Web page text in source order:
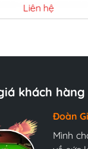
Liên hệ
khách hàng
Hương
Đội
Đoàn
Mình
Ngọc
Mình